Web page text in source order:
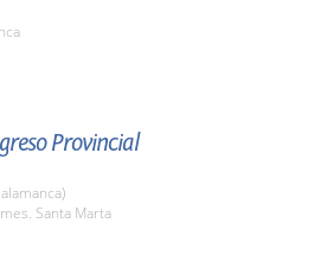
Provincial
Santa Marta